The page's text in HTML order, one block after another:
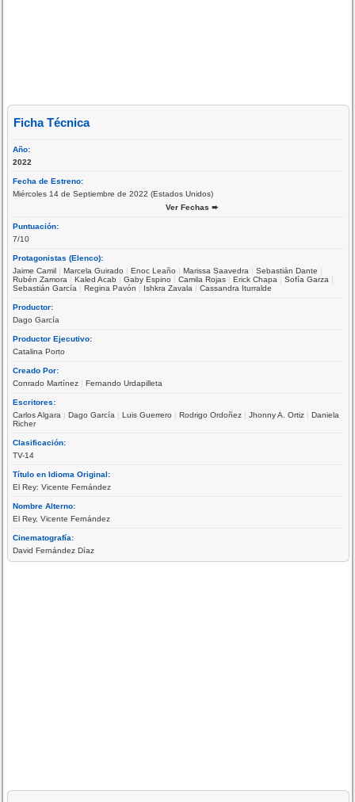
Ficha Técnica
Año:
2022
Fecha de Estreno:
Miércoles 14 de Septiembre de 2022 (Estados Unidos)
Ver Fechas ➨
Puntuación:
7/10
Protagonistas (Elenco):
Jaime Camil |Marcela Guirado |Enoc Leaño |Marissa Saavedra |Sebastián Dante |
Rubén Zamora |Kaled Acab |Gaby Espino |Camila Rojas |Erick Chapa |Sofía Garza |
Sebastián García |Regina Pavón | Ishkra Zavala |Cassandra Iturralde
Productor:
Dago García
Productor Ejecutivo:
Catalina Porto
Creado Por:
Conrado Martínez |Fernando Urdapilleta
Escritores:
Carlos Algara |Dago García |Luis Guerrero |Rodrigo Ordoñez |Jhonny A. Ortiz |Daniela
Richer
Clasificación:
TV-14
Título en Idioma Original:
El Rey: Vicente Fernández
Nombre Alterno:
El Rey, Vicente Fernández
Cinematografía:
David Fernández Díaz